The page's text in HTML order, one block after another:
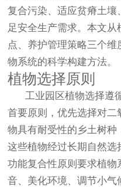
复合污染、适应贫瘠土
足安全生产需求。本文
点、养护管理策略三个
物系统的科学构建方法。
植物选择原则
工业园区植物选择遵
首要原则，优先选择对
物具有耐受性的乡土树种
这些植物经过长期自然选
功能复合性原则要求植
音、美化环境、调节小